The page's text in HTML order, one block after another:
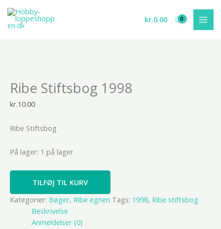
indholdet
kr.0.00
Ribe Stiftsbog 1998
kr.10.00
Ribe Stiftsbog
På lager: 1 på lager
Stiftsbog
1998
antal
TILFØJ TIL KURV
Kategorier: Bøger, Ribe egnen Tags: 1998, Ribe stiftsbog
Beskrivelse
Anmeldelser (0)